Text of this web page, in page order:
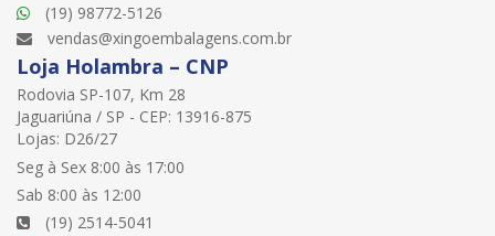
(19) 98772-5126
vendas@xingoembalagens.com.br
Loja Holambra – CNP
Rodovia SP-107, Km 28
Jaguariúna / SP - CEP: 13916-875
Lojas: D26/27
Seg à Sex 8:00 às 17:00
Sab 8:00 às 12:00
(19) 2514-5041